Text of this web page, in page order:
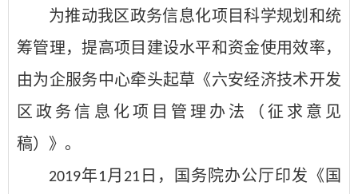
为推动我区政务信息化项目科学规划和统
筹管理，提高项目建设水平和资金使用效率，
由为企服务中心牵头起草《六安经济技术开发
区政务信息化项目管理办法（征求意见
稿）》。
2019年 1月 21 日，国务院办公厅印发《国